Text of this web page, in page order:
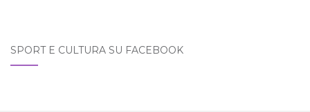
SPORT E CULTURA SU FACEBOOK